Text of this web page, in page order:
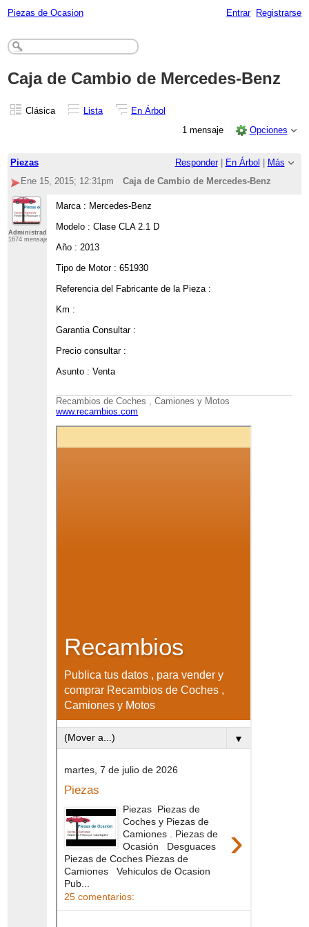
Piezas de Ocasion Entrar Registrarse
Caja de Cambio de Mercedes-Benz
Clásica Lista
En Árbol
1 mensaje
Opciones
Piezas Responder| En Árbol
Más
Ene 15, 2015; 12:31pm
Caja de Cambio de Mercedes-Benz
Administrador
1674 mensajes
Marca : Mercedes-Benz
Modelo : Clase CLA 2.1 D
Año : 2013
Tipo de Motor : 651930
Referencia del Fabricante de la Pieza :
Km :
Garantia Consultar :
Precio consultar :
Asunto : Venta
Recambios de Coches , Camiones y Motos
www.recambios.com